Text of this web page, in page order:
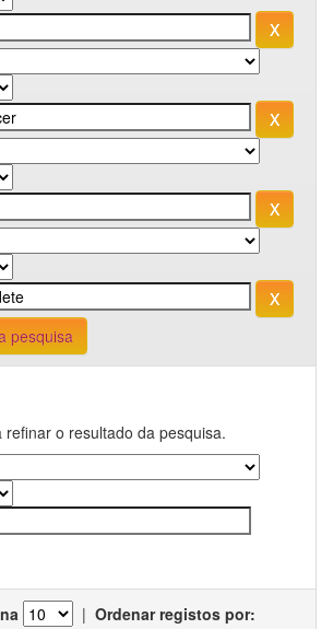
pesquisa
refinar o resultado da pesquisa.
| Ordenar registos por: